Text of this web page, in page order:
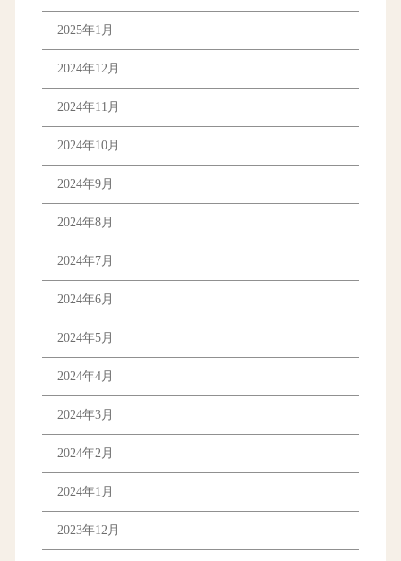
2025年1月
2024年12月
2024年11月
2024年10月
2024年9月
2024年8月
2024年7月
2024年6月
2024年5月
2024年4月
2024年3月
2024年2月
2024年1月
2023年12月